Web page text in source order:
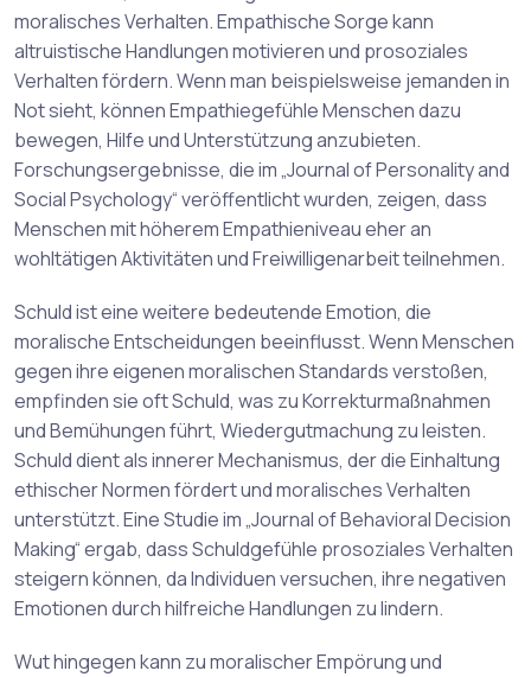
moralisches Verhalten. Empathische Sorge kann
altruistische Handlungen motivieren und prosoziales
Verhalten fördern. Wenn man beispielsweise jemanden in
Not sieht, können Empathiegefühle Menschen dazu
bewegen, Hilfe und Unterstützung anzubieten.
Forschungsergebnisse, die im „Journal of Personality and
Social Psychology“ veröffentlicht wurden, zeigen, dass
Menschen mit höherem Empathieniveau eher an
wohltätigen Aktivitäten und Freiwilligenarbeit teilnehmen.
Schuld ist eine weitere bedeutende Emotion, die
moralische Entscheidungen beeinflusst. Wenn Menschen
gegen ihre eigenen moralischen Standards verstoßen,
empfinden sie oft Schuld, was zu Korrekturmaßnahmen
und Bemühungen führt, Wiedergutmachung zu leisten.
Schuld dient als innerer Mechanismus, der die Einhaltung
ethischer Normen fördert und moralisches Verhalten
unterstützt. Eine Studie im „Journal of Behavioral Decision
Making“ ergab, dass Schuldgefühle prosoziales Verhalten
steigern können, da Individuen versuchen, ihre negativen
Emotionen durch hilfreiche Handlungen zu lindern.
Wut hingegen kann zu moralischer Empörung und